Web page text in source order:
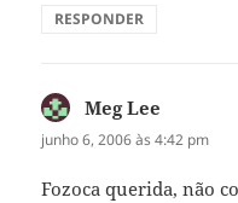
RESPONDER
Meg Lee
junho 6, 2006 às 4:42 pm
Fozoca querida, não